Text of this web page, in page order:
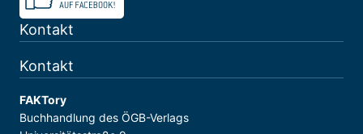
Kontakt
Kontakt
FAKTory
Buchhandlung des ÖGB-Verlags